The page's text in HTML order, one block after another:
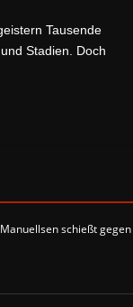
Tausende
Stadien. Doch
schießt gegen